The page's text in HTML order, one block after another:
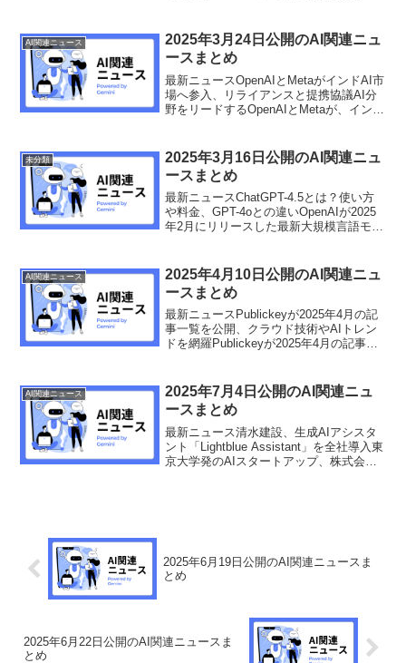
一般販売開始 1...
AI関連ニュース
2025年3月24日公開のAI関連ニュ
ースまとめ
最新ニュースOpenAIとMetaがインドAI市
場へ参入、リライアンスと提携協議AI分
野をリードするOpenAIとMetaが、インド
ーズとそれぞれ戦略的提携を協議して
未分類
2025年3月16日公開のAI関連ニュ
ースまとめ
最新ニュースChatGPT-4.5とは？使い方
や料金、GPT-4oとの違いOpenAIが2025
年2月にリリースした最新大規模言語モデ
しており、より高精...
AI関連ニュース
2025年4月10日公開のAI関連ニュ
ースまとめ
最新ニュースPublickeyが2025年4月の記
事一覧を公開、クラウド技術やAIトレン
ドを網羅Publickeyが2025年4月の記事一
ウドネイティブ、サ...
AI関連ニュース
2025年7月4日公開のAI関連ニュ
ースまとめ
最新ニュース清水建設、生成AIアシスタ
ント「Lightblue Assistant」を全社導入東
京大学発のAIスタートアップ、株式会社
2025年6月19日公開のAI関連ニュースま
とめ
2025年6月22日公開のAI関連ニュースま
とめ